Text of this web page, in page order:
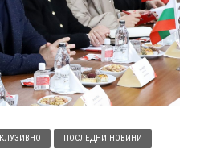
ПОСЛЕДНИ НОВИНИ